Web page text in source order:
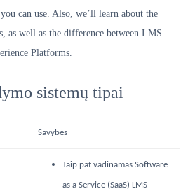
can use. Also, we’ll learn about the
as well as the difference between LMS
Platforms.
sistemų tipai
Savybės
Taip pat vadinamas Software
as a Service (SaaS) LMS